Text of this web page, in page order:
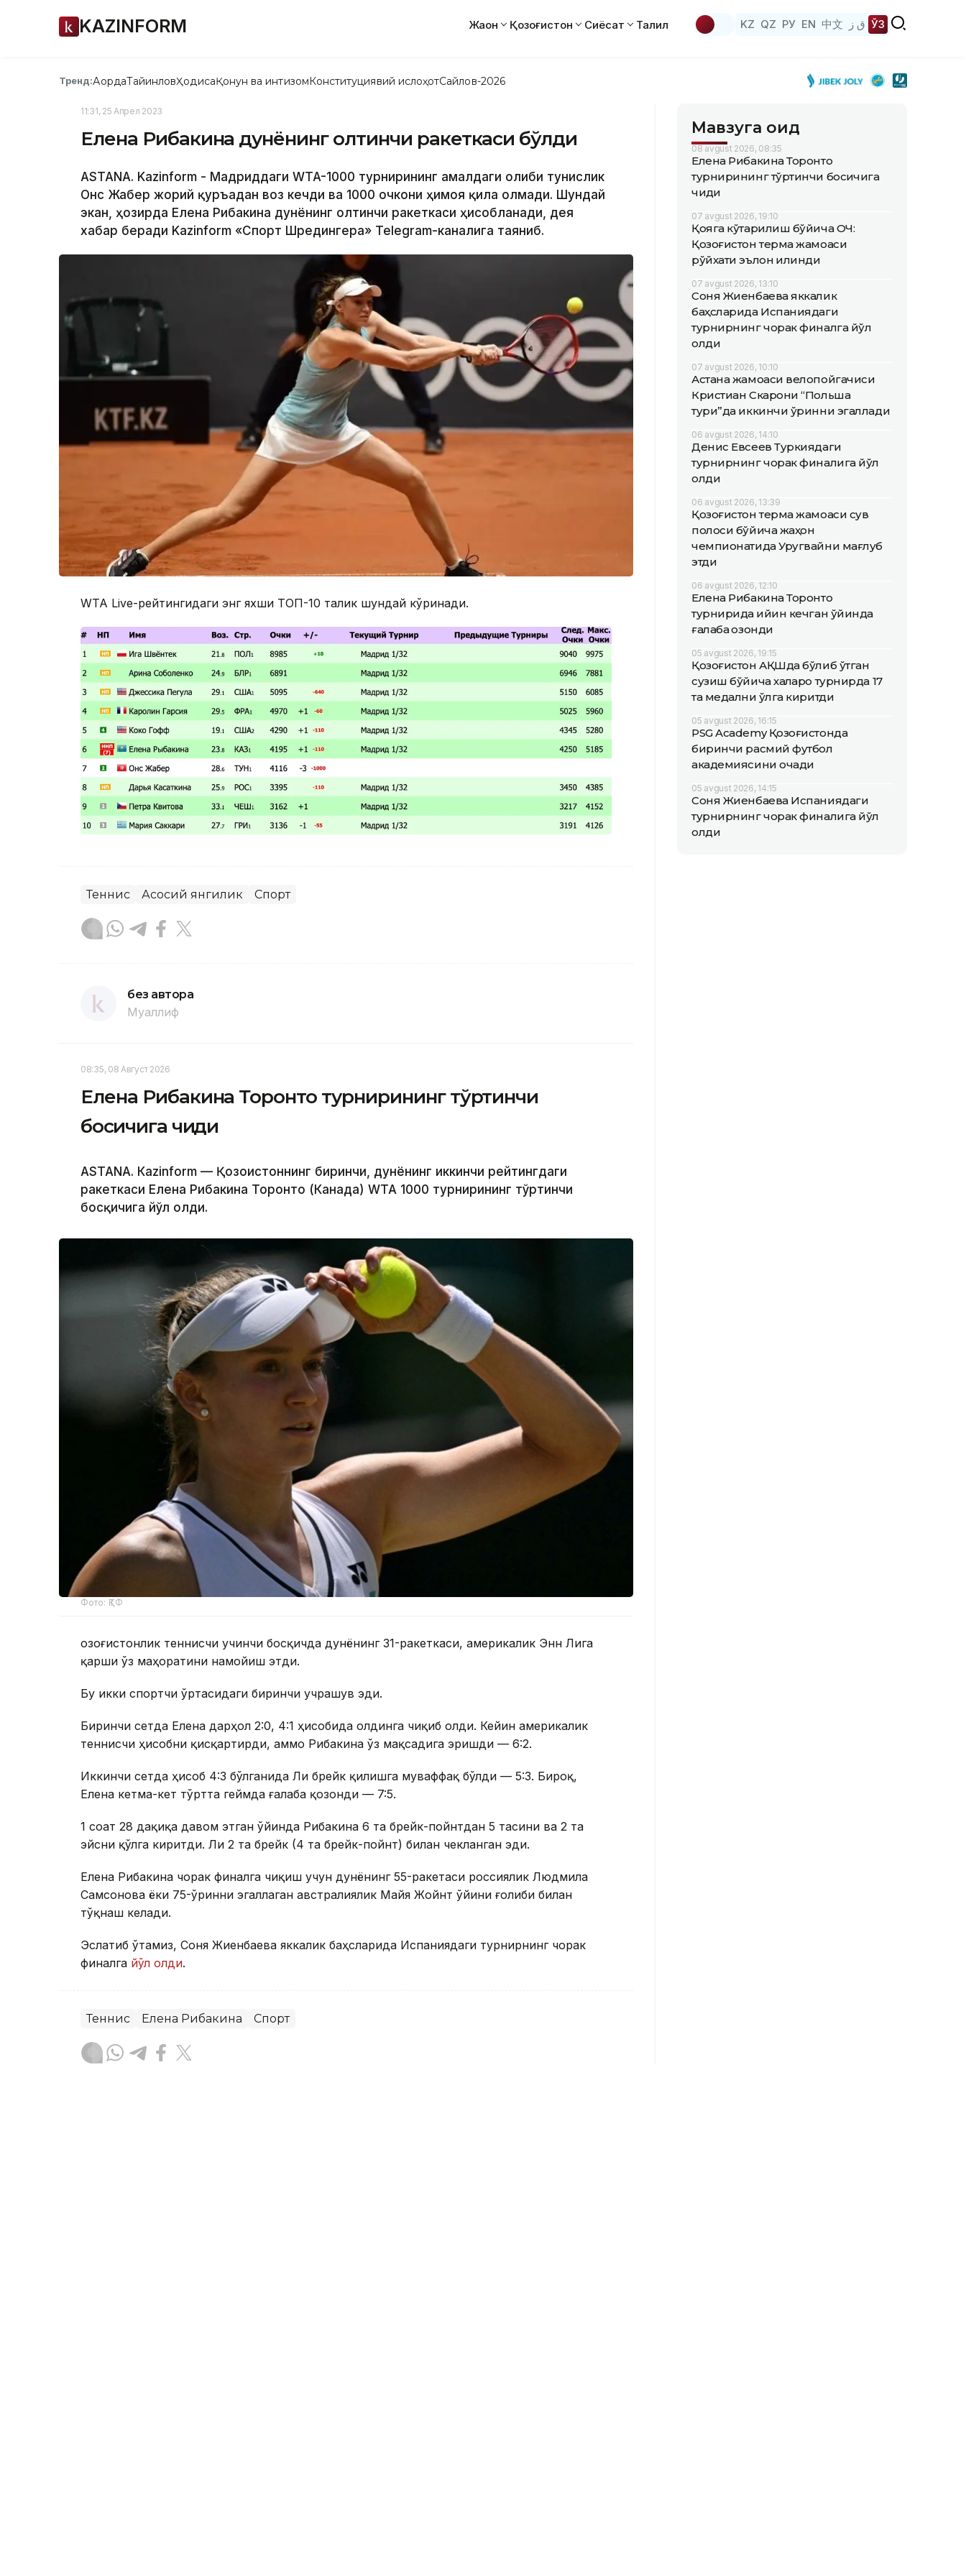
KAZINFORM Жаҳон Қозоғистон Сиёсат Таҳлил KZ QZ РУ EN 中文 ق ز ЎЗ
Тренд:АқордаТайинловҲодисаҚонун ва интизомКонституциявий ислоҳотСайлов-2026
11:31, 25 Апрел 2023
Елена Рибакина дунёнинг олтинчи ракеткаси бўлди
ASTANA. Kazinform - Мадриддаги WTA-1000 турнирининг амалдаги ғолиби тунислик
Онс Жабер жорий қуръадан воз кечди ва 1000 очкони ҳимоя қила олмади. Шундай
экан, ҳозирда Елена Рибакина дунёнинг олтинчи ракеткаси ҳисобланади, дея
хабар беради Kazinform «Спорт Шредингера» Telegram-каналига таяниб.
WTA Live-рейтингидаги энг яхши ТОП-10 талик шундай кўринади.
Теннис Асосий янгилик Спорт
без автора
Муаллиф
08:35, 08 Август 2026
Елена Рибакина Торонто турнирининг тўртинчи
босқичига чиқди
ASTANА. Кazinform — Қозоғистоннинг биринчи, дунёнинг иккинчи рейтингдаги
ракеткаси Елена Рибакина Торонто (Канада) WТА 1000 турнирининг тўртинчи
босқичига йўл олди.
Фото: ҚТФ
Қозоғистонлик теннисчи учинчи босқичда дунёнинг 31-ракеткаси, америкалик Энн Лига
қарши ўз маҳоратини намойиш этди.
Бу икки спортчи ўртасидаги биринчи учрашув эди.
Биринчи сетда Елена дарҳол 2:0, 4:1 ҳисобида олдинга чиқиб олди. Кейин америкалик
теннисчи ҳисобни қисқартирди, аммо Рибакина ўз мақсадига эришди — 6:2.
Иккинчи сетда ҳисоб 4:3 бўлганида Ли брейк қилишга муваффақ бўлди — 5:3. Бироқ,
Елена кетма-кет тўртта геймда ғалаба қозонди — 7:5.
1 соат 28 дақиқа давом этган ўйинда Рибакина 6 та брейк-пойнтдан 5 тасини ва 2 та
эйсни қўлга киритди. Ли 2 та брейк (4 та брейк-пойнт) билан чекланган эди.
Елена Рибакина чорак финалга чиқиш учун дунёнинг 55-ракетаси россиялик Людмила
Самсонова ёки 75-ўринни эгаллаган австралиялик Майя Жойнт ўйини ғолиби билан
тўқнаш келади.
Эслатиб ўтамиз, Соня Жиенбаева яккалик баҳсларида Испаниядаги турнирнинг чорак
финалга йўл олди.
Теннис Елена Рибакина Спорт
Мавзуга оид
08 avgust 2026, 08:35
Елена Рибакина Торонто
турнирининг тўртинчи босқичига
чиқди
07 avgust 2026, 19:10
Қояга кўтарилиш бўйича ОЧ:
Қозоғистон терма жамоаси
рўйхати эълон қилинди
07 avgust 2026, 13:10
Соня Жиенбаева яккалик
баҳсларида Испаниядаги
турнирнинг чорак финалга йўл
олди
07 avgust 2026, 10:10
Астана жамоаси велопойгачиси
Кристиан Скарони “Польша
тури”да иккинчи ўринни эгаллади
06 avgust 2026, 14:10
Денис Евсеев Туркиядаги
турнирнинг чорак финалига йўл
олди
06 avgust 2026, 13:39
Қозоғистон терма жамоаси сув
полоси бўйича жаҳон
чемпионатида Уругвайни мағлуб
этди
06 avgust 2026, 12:10
Елена Рибакина Торонто
турнирида қийин кечган ўйинда
ғалаба қозонди
05 avgust 2026, 19:15
Қозоғистон АҚШда бўлиб ўтган
сузиш бўйича халқаро турнирда 17
та медални қўлга киритди
05 avgust 2026, 16:15
PSG Academy Қозоғистонда
биринчи расмий футбол
академиясини очади
05 avgust 2026, 14:15
Соня Жиенбаева Испаниядаги
турнирнинг чорак финалига йўл
олди